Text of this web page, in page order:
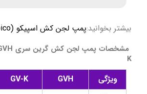
بیشتر بخوانید:پمپ لجن کش اسپیکو (Spico)
K
ویژگی GVH
GV-K